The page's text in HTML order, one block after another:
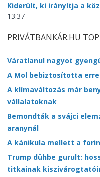
Kiderült, ki irányítja a
13:37
PRIVÁTBANKÁR.HU TOP
Váratlanul nagyot
A Mol bebiztosította
A klímaváltozás már
vállalatoknak
Bemondták a svájci
aranynál
A kánikula mellett a
Trump dühbe gurult:
titkainak